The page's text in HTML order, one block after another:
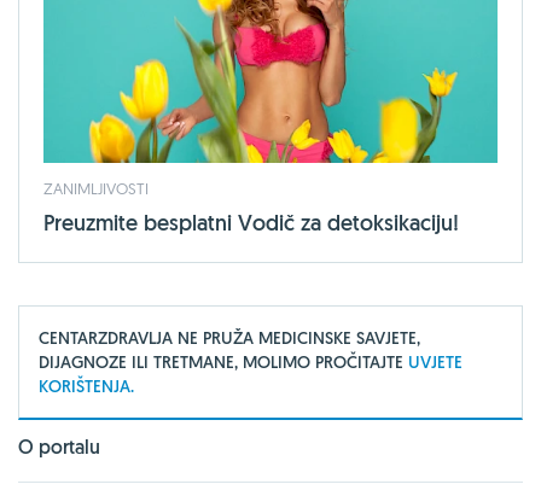
ZANIMLJIVOSTI
Preuzmite besplatni Vodič za detoksikaciju!
CENTARZDRAVLJA NE PRUŽA MEDICINSKE SAVJETE,
DIJAGNOZE ILI TRETMANE, MOLIMO PROČITAJTE UVJETE
KORIŠTENJA.
O portalu